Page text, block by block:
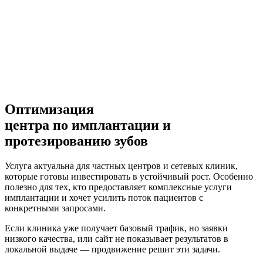
Оптимизация
центра по имплантации и
протезированию зубов
Услуга актуальна для частных центров и сетевых клиник,
которые готовы инвестировать в устойчивый рост. Особенно
полезно для тех, кто предоставляет комплексные услуги
имплантации и хочет усилить поток пациентов с
конкретными запросами.
Если клиника уже получает базовый трафик, но заявки
низкого качества, или сайт не показывает результатов в
локальной выдаче — продвижение решит эти задачи.